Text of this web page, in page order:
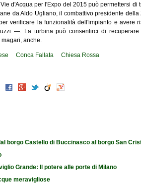
d'Acqua per l'Expo del 2015 può permettersi
da Aldo Ugliano, il combattivo presidente
verificare la funzionalità dell'impianto e avere
—. La turbina può consentirci di
anche.
Conca Fallata Chiesa Rossa
borgo Castello di Buccinasco al borgo San
Grande: Il potere alle porte di Milano
meravigliose